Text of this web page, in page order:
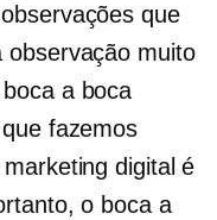
que
observação muito
a boca
fazemos
digital é
o boca a